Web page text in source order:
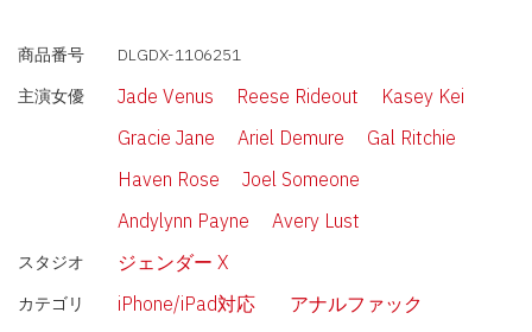
商品番号
DLGDX-1106251
主演女優
Jade Venus Reese Rideout
Kasey Kei
Gracie Jane
Ariel Demure
Gal Ritchie
Haven Rose
Joel Someone
Andylynn Payne
Avery Lust
スタジオ ジェンダー X
カテゴリ iPhone/iPad対応
アナルファック